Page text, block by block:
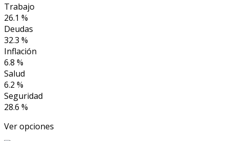
Trabajo
26.1 %
Deudas
32.3 %
Inflación
6.8 %
Salud
6.2 %
Seguridad
28.6 %
Ver opciones